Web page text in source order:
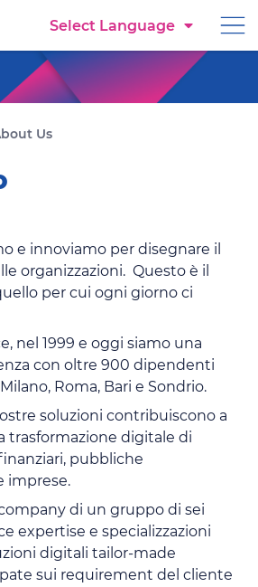
Select Language
Us
e innoviamo per disegnare il
organizzazioni. Questo è il
per cui ogni giorno ci
nel 1999 e oggi siamo una
con oltre 900 dipendenti
Roma, Bari e Sondrio.
soluzioni contribuiscono a
trasformazione digitale di
pubbliche
imprese.
di un gruppo di sei
expertise e specializzazioni
digitali tailor-made
sui requirement del cliente